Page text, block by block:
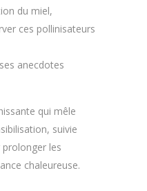
du miel,
ces pollinisateurs
anecdotes
qui mêle
suivie
prolonger les
chaleureuse.